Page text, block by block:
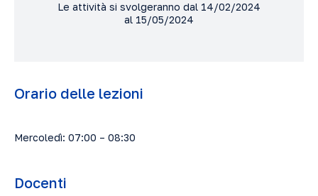
Le attività si svolgeranno dal 14/02/2024
al 15/05/2024
Orario delle lezioni
Mercoledì: 07:00 – 08:30
Docenti